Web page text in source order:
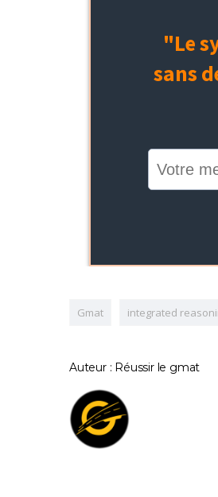
Gmat integrated
Auteur : Réussir le gmat